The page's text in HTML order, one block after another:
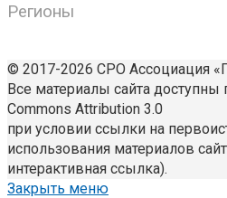
Регионы
© 2017-2026 СРО Ассоциация
Все материалы сайта доступны
Commons Attribution 3.0
при условии ссылки на
использования материалов
интерактивная ссылка).
Закрыть меню